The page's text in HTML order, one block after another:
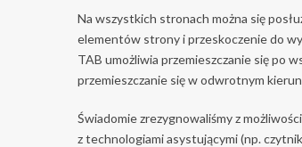
Na wszystkich stronach można się
elementów strony i przeskoczenie do
TAB umożliwia przemieszczanie się po
przemieszczanie się w odwrotnym
Świadomie zrezygnowaliśmy z
z technologiami asystującymi (np.